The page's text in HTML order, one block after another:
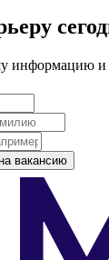
информацию и
вакансию